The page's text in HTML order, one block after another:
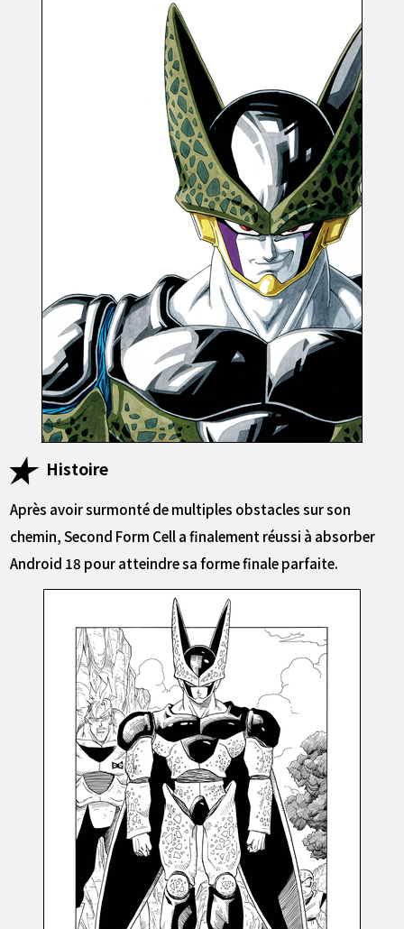
Histoire
Après avoir surmonté de multiples obstacles sur son
chemin, Second Form Cell a finalement réussi à absorber
Android 18 pour atteindre sa forme finale parfaite.